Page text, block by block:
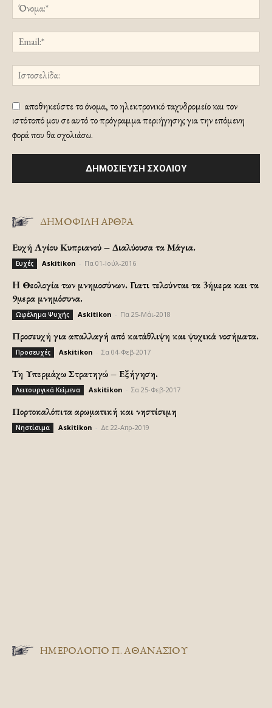
αποθηκεύστε το όνομα, το ηλεκτρονικό ταχυδρομείο και τον
ιστότοπό μου σε αυτό το πρόγραμμα περιήγησης για την επόμενη
φορά που θα σχολιάσω.
ΔΗΜΟΦΙΛΗ ΑΡΘΡΑ
Ευχή Αγίου Κυπριανού – Διαλύουσα τα Μάγια.
Ευχές Askitikon Πα 01-Ιούλ-2016
H Θεολογία των μνημοσύνων. Γιατι τελούνται τα 3ήμερα και τα
9μερα μνημόσυνα.
Ωφέλημα Ψυχής Askitikon Πα 25-Μάι-2018
Προσευχή για απαλλαγή από κατάθλιψη και ψυχικά νοσήματα.
Προσευχές Askitikon Σα 04-Φεβ-2017
Τη Υπερμάχω Στρατηγώ – Εξήγηση.
Λειτουργικά Κείμενα Askitikon Σα 25-Φεβ-2017
Πορτοκαλόπιτα αρωματική και νηστίσιμη
Νηστίσιμα Askitikon Δε 22-Απρ-2019
ΗΜΕΡΟΛΟΓΙΟ Π. ΑΘΑΝΑΣΙΟΥ